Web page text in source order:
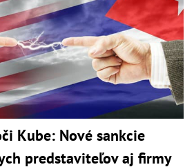
Kube: Nové sankcie
predstaviteľov aj firmy